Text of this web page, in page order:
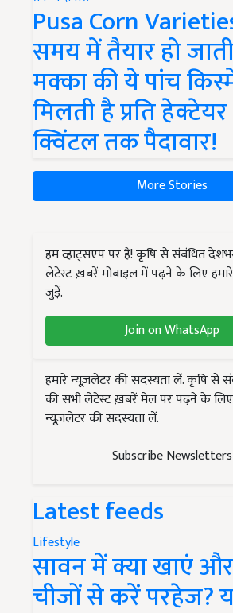
Pusa Corn
समय में तैयार हो
मक्का की ये पांच
मिलती है प्रति
क्विंटल तक पैदावार!
More Stories
हम व्हाट्सएप पर हैं! कृषि से संबंधित
लेटेस्ट ख़बरें मोबाइल में पढ़ने के लिए
जुड़ें.
Join on WhatsApp
हमारे न्यूज़लेटर की सदस्यता लें. कृषि से
की सभी लेटेस्ट ख़बरें मेल पर पढ़ने के लिए
न्यूज़लेटर की सदस्यता लें.
Subscribe Newsletters
Latest feeds
Lifestyle
सावन में क्या खाएं
चीजों से करें परहेज?